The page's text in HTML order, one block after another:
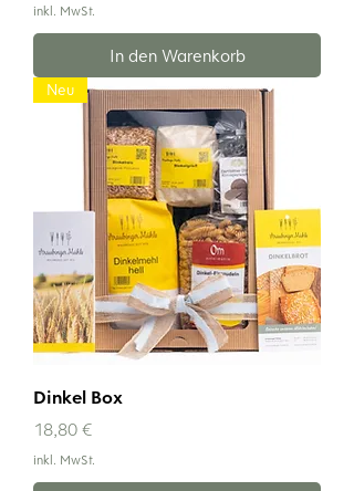
inkl. MwSt.
In den Warenkorb
Neu
Dinkel Box
Preis
18,80 €
inkl. MwSt.